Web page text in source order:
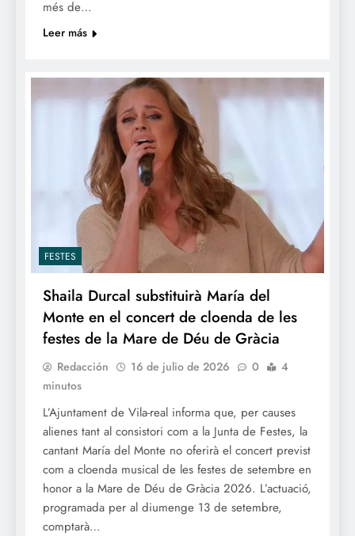
més de…
Leer más
FESTES
Shaila Durcal substituirà María del
Monte en el concert de cloenda de les
festes de la Mare de Déu de Gràcia
Redacción 16 de julio de 2026 0
4
minutos
L’Ajuntament de Vila-real informa que, per causes
alienes tant al consistori com a la Junta de Festes, la
cantant María del Monte no oferirà el concert previst
com a cloenda musical de les festes de setembre en
honor a la Mare de Déu de Gràcia 2026. L’actuació,
programada per al diumenge 13 de setembre,
comptarà…